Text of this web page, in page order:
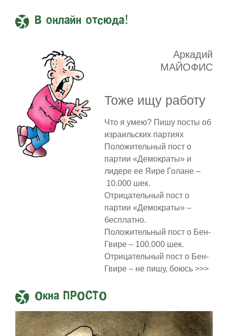
В онлайн отсюда!
Аркадий
МАЙОФИС
Тоже ищу работу
Что я умею? Пишу посты об
израильских партиях
Положительный пост о
партии «Демократы» и
лидере ее Яире Голане –
10.000 шек.
Отрицательный пост о
партии «Демократы» –
бесплатно.
Положительный пост о Бен-
Гвире – 100.000 шек.
Отрицательный пост о Бен-
Гвире – не пишу, боюсь >>>
Окна ПРОСТО